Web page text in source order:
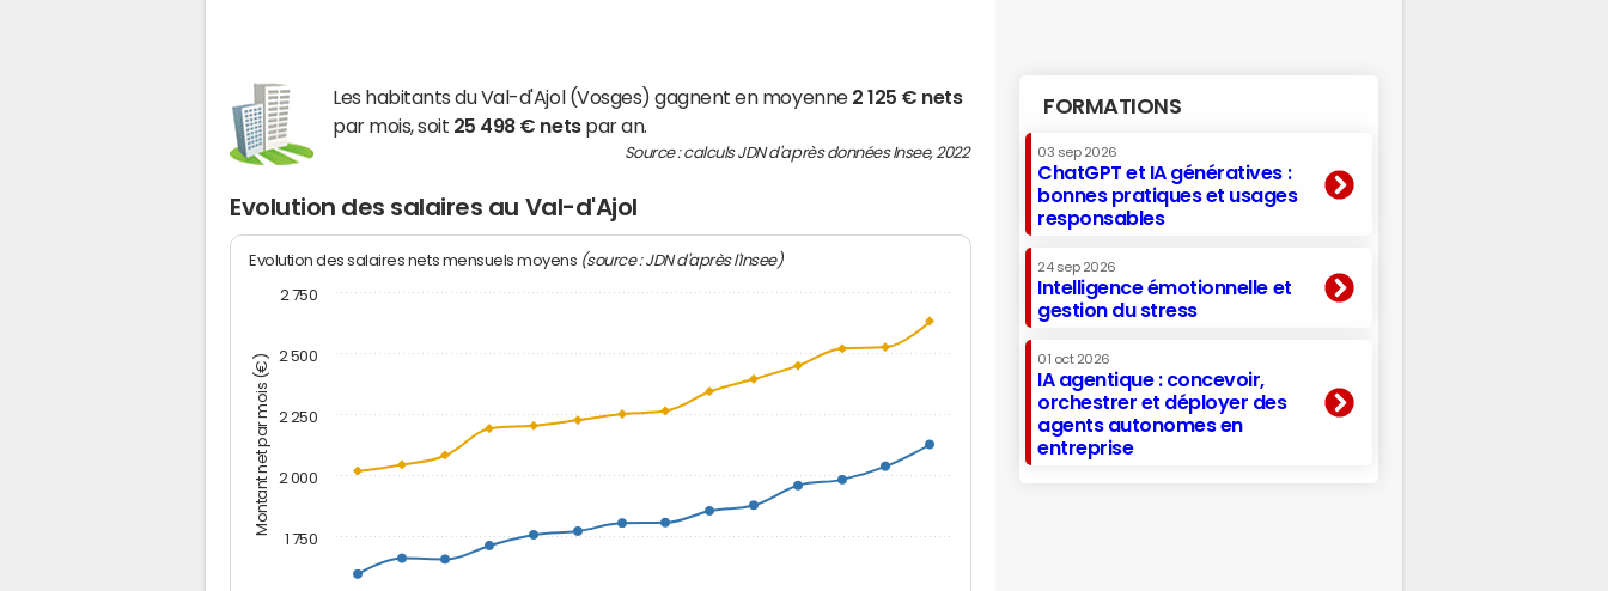
Les habitants du Val-d'Ajol (Vosges) gagnent en moyenne 2 125 € nets
par mois, soit 25 498 € netspar an.
Source : calculs JDN d'après données Insee, 2022
Evolution des salaires au Val-d'Ajol
Montant net par mois (€)
Evolution des salaires nets mensuels moyens (source : JDN d'après l'Insee)
1 750
2 000
2 250
2 500
2 750
FORMATIONS
03 sep 2026
ChatGPT et IA génératives :
bonnes pratiques et usages
responsables
24 sep 2026
Intelligence émotionnelle et
gestion du stress
01 oct 2026
IA agentique : concevoir,
orchestrer et déployer des
agents autonomes en
entreprise